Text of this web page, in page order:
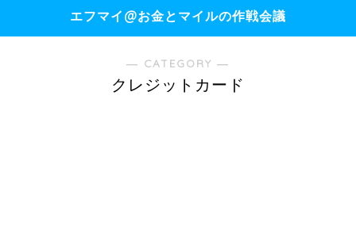
エフマイ@お金とマイルの作戦会議
― CATEGORY ―
クレジットカード